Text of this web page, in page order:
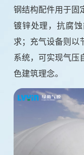
钢结构配件用于固
镀锌处理，抗腐
求；充气设备则以
系统，可实现气压
色建筑理念。